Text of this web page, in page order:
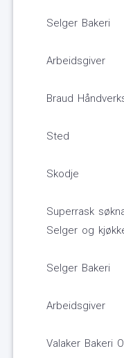
Selger Bakeri
Arbeidsgiver
Braud
Sted
Skodje
Superrask
Selger og
Selger Bakeri
Arbeidsgiver
Valaker Bakeri